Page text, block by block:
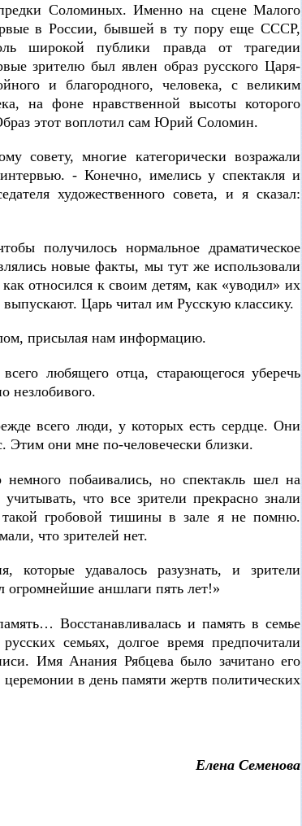
предки Соломиных. Именно на сцене Малого
в России, бывшей в ту пору еще СССР,
широкой публики правда от трагедии
зрителю был явлен образ русского Царя-
и благородного, человека, с великим
на фоне нравственной высоты которого
этот воплотил сам Юрий Соломин.
совету, многие категорически возражали
- Конечно, имелись у спектакля и
художественного совета, и я сказал:
получилось нормальное драматическое
новые факты, мы тут же использовали
относился к своим детям, как «уводил» их
Царь читал им Русскую классику.
присылая нам информацию.
любящего отца, старающегося уберечь
незлобивого.
всего люди, у которых есть сердце. Они
Этим они мне по-человечески близки.
побаивались, но спектакль шел на
что все зрители прекрасно знали
гробовой тишины в зале я не помню.
что зрителей нет.
которые удавалось разузнать, и зрители
огромнейшие аншлаги пять лет!»
Восстанавливалась и память в семье
семьях, долгое время предпочитали
Имя Анания Рябцева было зачитано его
в день памяти жертв политических
Елена Семенова